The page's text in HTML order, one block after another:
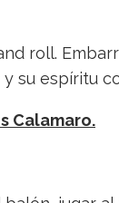
roll.
su espíritu
Calamaro.